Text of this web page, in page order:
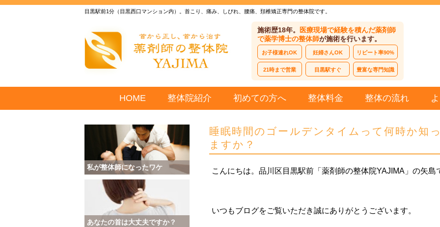
目黒駅前1分（目黒西口マンション内）。首こり、痛み、しびれ、腰痛、頚椎矯正専門の整体院です。
施術歴18年。
医療現場で経験を積んだ薬剤師
で薬学博士の整体師が施術を行います。
お子様連れOK 妊婦さんOK リピート率90%
21時まで営業 目黒駅すぐ 豊富な専門知識
HOME 整体院紹介 初めての方へ 整体料金 整体の流れ
睡眠時間のゴールデンタイムって何時か知
ますか？
こんにちは。品川区目黒駅前「薬剤師の整体院YAJIMA」の矢島
いつもブログをご覧いただき誠にありがとうございます。
私が整体師になったワケ
あなたの首は大丈夫ですか？